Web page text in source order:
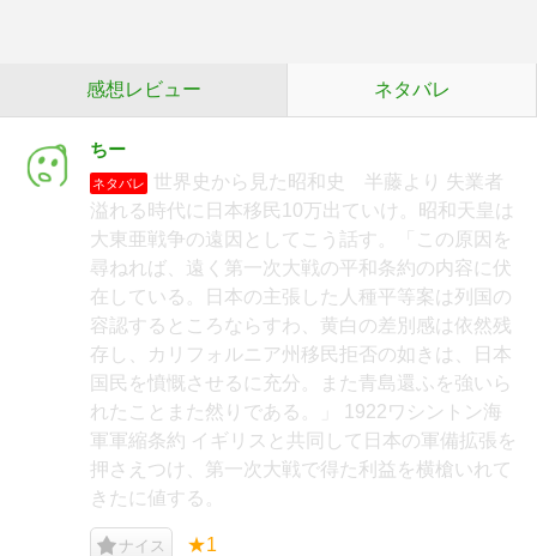
感想レビュー ネタバレ
ちー
ネタバレ
世界史から見た昭和史 半藤より 失業者
溢れる時代に日本移民10万出ていけ。昭和天皇は
大東亜戦争の遠因としてこう話す。「この原因を
尋ねれば、遠く第一次大戦の平和条約の内容に伏
在している。日本の主張した人種平等案は列国の
容認するところならすわ、黄白の差別感は依然残
存し、カリフォルニア州移民拒否の如きは、日本
国民を憤慨させるに充分。また青島還ふを強いら
れたことまた然りである。」 1922ワシントン海
軍軍縮条約 イギリスと共同して日本の軍備拡張を
押さえつけ、第一次大戦で得た利益を横槍いれて
きたに値する。
ナイス ★1